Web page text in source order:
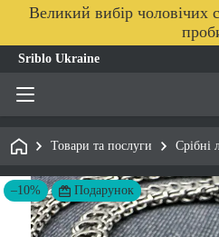
Великий вибір чоловічих
Sriblo Ukraine
Товари та послуги Срібні
–10% Подарунок